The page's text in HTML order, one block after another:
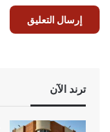
ترند الآن